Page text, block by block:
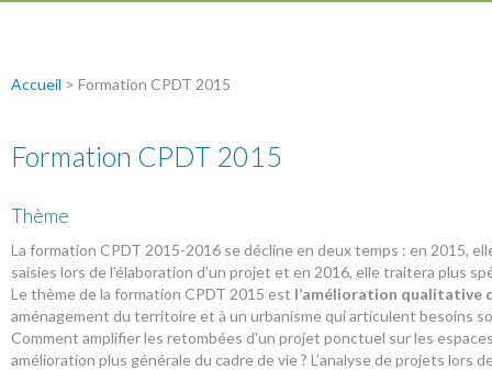
Accueil > Formation CPDT 2015
Formation CPDT 2015
Thème
La formation CPDT 2015-2016 se décline en deux temps : en 2015,
saisies lors de l’élaboration d’un projet et en 2016, elle traitera plus
Le thème de la formation CPDT 2015 est l’amélioration qualitative
aménagement du territoire et à un urbanisme qui articulent besoins
Comment amplifier les retombées d'un projet ponctuel sur les
amélioration plus générale du cadre de vie ? L’analyse de projets